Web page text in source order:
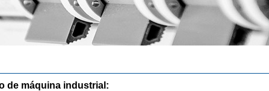
de máquina industrial: